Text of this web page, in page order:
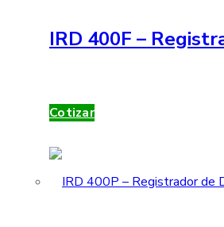
IRD 400F –
Cotizar